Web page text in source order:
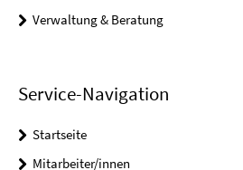
Verwaltung & Beratung
Service-Navigation
Startseite
Mitarbeiter/innen